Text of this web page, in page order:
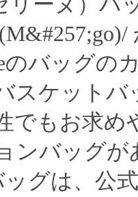
のバッグの
スケットバ
でもお求め
ンバッグが
ッグは、公